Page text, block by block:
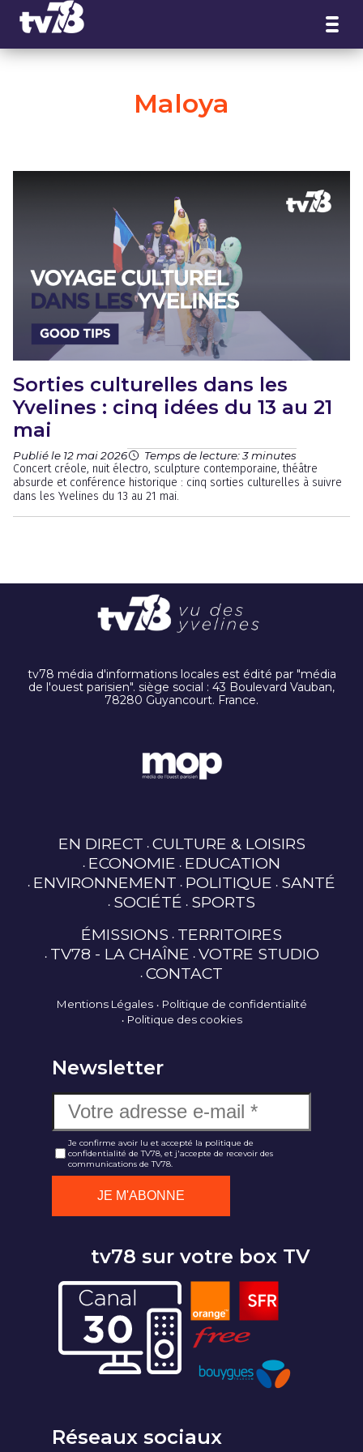
Maloya
Sorties culturelles dans les
Yvelines : cinq idées du 13 au 21
mai
Publié le 12 mai 2026 Temps de lecture: 3 minutes
Concert créole, nuit électro, sculpture contemporaine, théâtre
absurde et conférence historique : cinq sorties culturelles à suivre
dans les Yvelines du 13 au 21 mai.
tv78 média d'informations locales est édité par "média
de l'ouest parisien". siège social : 43 Boulevard Vauban,
78280 Guyancourt. France.
EN DIRECT CULTURE & LOISIRS
ECONOMIE EDUCATION
ENVIRONNEMENT POLITIQUE SANTÉ
SOCIÉTÉ SPORTS
ÉMISSIONS TERRITOIRES
TV78 - LA CHAÎNE VOTRE STUDIO
CONTACT
Mentions Légales
Politique de confidentialité
Politique des cookies
Newsletter
Je confirme avoir lu et accepté la politique de
confidentialité de TV78, et j'accepte de recevoir des
communications de TV78.
tv78 sur votre box TV
Réseaux sociaux
Panneau de gestion des cookies